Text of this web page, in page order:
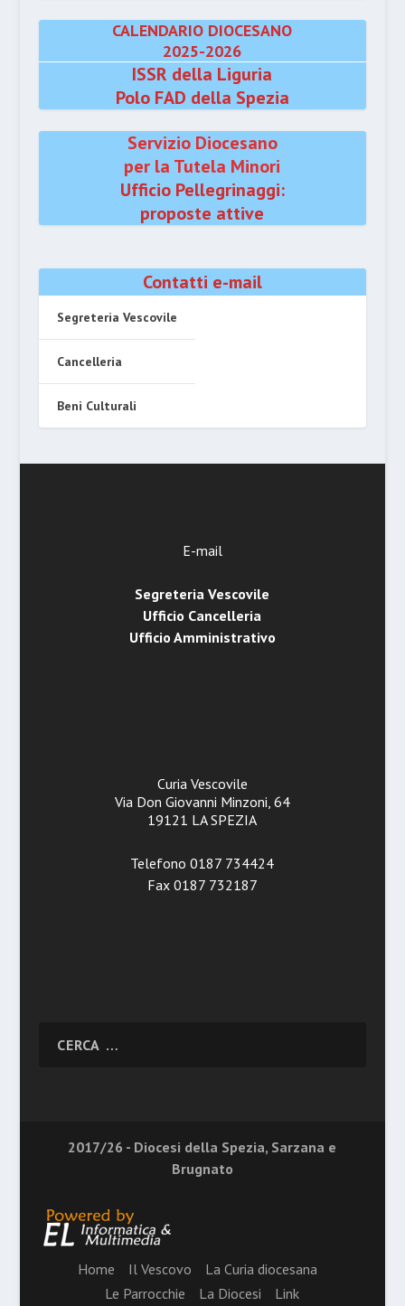
CALENDARIO DIOCESANO
2025-2026
ISSR della Liguria
Polo FAD della Spezia
Servizio Diocesano
per la Tutela Minori
Ufficio Pellegrinaggi:
proposte attive
Contatti e-mail
Segreteria Vescovile
Cancelleria
Beni Culturali
E-mail
Segreteria Vescovile
Ufficio Cancelleria
Ufficio Amministrativo
Curia Vescovile
Via Don Giovanni Minzoni, 64
19121 LA SPEZIA
Telefono 0187 734424
Fax 0187 732187
2017/26 - Diocesi della Spezia, Sarzana e
Brugnato
Home Il Vescovo
La Curia diocesana
Le Parrocchie
La Diocesi Link